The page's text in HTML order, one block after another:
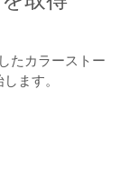
たカラーストー
ます。